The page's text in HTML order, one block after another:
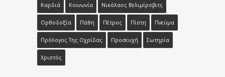
Καρδιά Κοινωνία Νικόλαος Βελιμίροβιτς
Ορθοδοξία Πάθη Πέτρος Πίστη Πνεύμα
Πρόλογος Της Οχρίδας Προσευχή Σωτηρία
Χριστός